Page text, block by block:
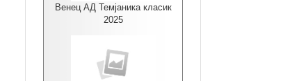
Венец АД Темјаника класик
2025